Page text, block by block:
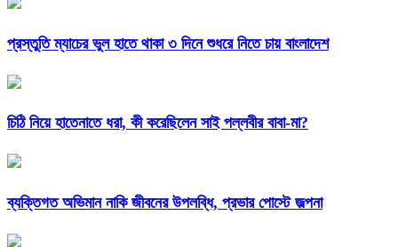
প্রস্তুতি ম্যাচের ভুল হাতে থাকা ৩ দিনে শুধরে নিতে চায় বাংলাদেশ
চিঠি নিয়ে হাতেনাতে ধরা, কী করেছিলেন সাই পল্লবীর বাবা-মা?
ব্যক্তিগত অভিমান নাকি জীবনের উপলব্ধি, প্রভার পোস্টে জল্পনা